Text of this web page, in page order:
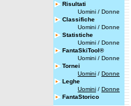
Risultati
Uomini / Donne
Classifiche
Uomini / Donne
Statistiche
Uomini / Donne
FantaSkiTool®
Uomini / Donne
Tornei
Uomini / Donne
Leghe
Uomini / Donne
FantaStorico